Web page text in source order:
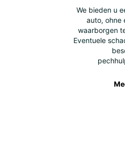
We bieden u
auto, ohne
waarborgen
Eventuele